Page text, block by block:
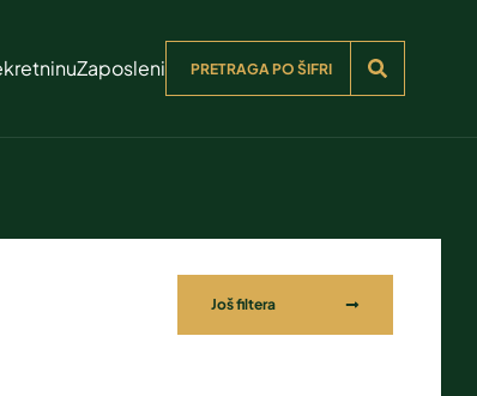
Zaposleni
Još filtera